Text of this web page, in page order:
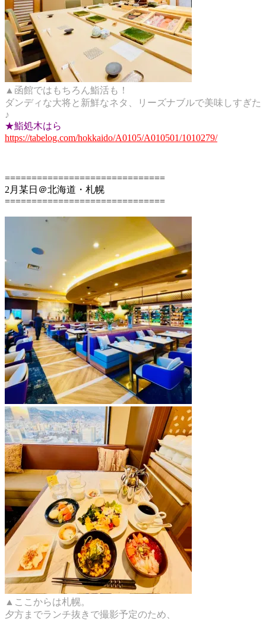
▲函館ではもちろん鮨活も！
ダンディな大将と新鮮なネタ、リーズナブルで美味しすぎた
♪
★鮨処木はら
https://tabelog.com/hokkaido/A0105/A010501/1010279/
==============================
2月某日＠北海道・札幌
==============================
▲ここからは札幌。
夕方までランチ抜きで撮影予定のため、